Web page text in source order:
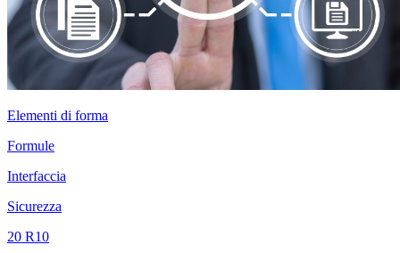
Elementi di forma
Formule
Interfaccia
Sicurezza
20 R10